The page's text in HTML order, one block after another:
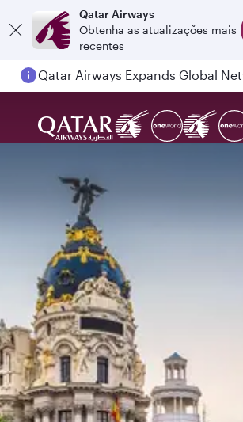
Qatar Airways
Obtenha as atualizações mais
recentes